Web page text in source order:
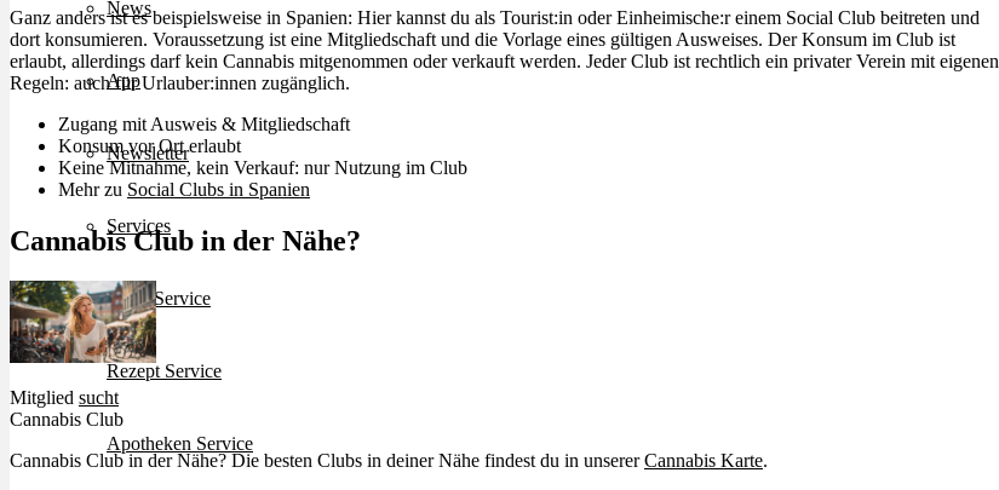
News
App
Newsletter
Services
Ärzte Service
Rezept Service
Apotheken Service
Ganz anders ist es beispielsweise in Spanien: Hier kannst du als Tourist:in oder Einheimische:r einem Social Club beitreten und
dort konsumieren. Voraussetzung ist eine Mitgliedschaft und die Vorlage eines gültigen Ausweises. Der Konsum im Club ist
erlaubt, allerdings darf kein Cannabis mitgenommen oder verkauft werden. Jeder Club ist rechtlich ein privater Verein mit eigenen
Regeln: auch für Urlauber:innen zugänglich.
Zugang mit Ausweis & Mitgliedschaft
Konsum vor Ort erlaubt
Keine Mitnahme, kein Verkauf: nur Nutzung im Club
Mehr zu Social Clubs in Spanien
Cannabis Club in der Nähe?
Mitglied sucht
Cannabis Club
Cannabis Club in der Nähe? Die besten Clubs in deiner Nähe findest du in unsererCannabis Karte.